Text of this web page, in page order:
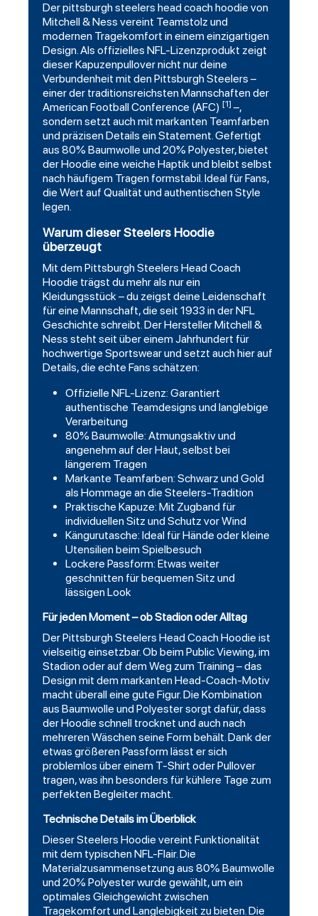
Derpittsburgh steelers head coachhoodie von
Mitchell & Ness vereint Teamstolz und
modernen Tragekomfort in einem einzigartigen
Design. Als offizielles NFL-Lizenzprodukt zeigt
dieser Kapuzenpullover nicht nur deine
Verbundenheit mit den Pittsburgh Steelers –
einer der traditionsreichsten Mannschaften der
AmericanFootballConference (AFC) [1] –,
sondern setzt auch mit markanten Teamfarben
und präzisen Details ein Statement. Gefertigt
aus 80% Baumwolle und 20% Polyester, bietet
der Hoodie eine weiche Haptik und bleibt selbst
nach häufigem Tragen formstabil. Ideal für Fans,
die Wert auf Qualität und authentischen Style
legen.
Warum dieser Steelers Hoodie
überzeugt
Mit dem Pittsburgh Steelers Head Coach
Hoodie trägst du mehr als nur ein
Kleidungsstück – du zeigst deine Leidenschaft
für eine Mannschaft, die seit 1933 in der NFL
Geschichte schreibt. Der Hersteller Mitchell &
Ness steht seit über einem Jahrhundert für
hochwertige Sportswear und setzt auch hier auf
Details, die echte Fans schätzen:
Offizielle NFL-Lizenz: Garantiert
authentische Teamdesigns und langlebige
Verarbeitung
80% Baumwolle: Atmungsaktiv und
angenehm auf der Haut, selbst bei
längerem Tragen
Markante Teamfarben: Schwarz und Gold
als Hommage an die Steelers-Tradition
Praktische Kapuze: Mit Zugband für
individuellen Sitz und Schutz vor Wind
Kängurutasche: Ideal für Hände oder kleine
Utensilien beim Spielbesuch
Lockere Passform: Etwas weiter
geschnitten für bequemen Sitz und
lässigen Look
Für jeden Moment – ob Stadion oder Alltag
Der Pittsburgh Steelers Head Coach Hoodie ist
vielseitig einsetzbar. Ob beim Public Viewing, im
Stadion oder auf dem Weg zum Training – das
Design mit dem markanten Head-Coach-Motiv
macht überall eine gute Figur. Die Kombination
aus Baumwolle und Polyester sorgt dafür, dass
der Hoodie schnell trocknet und auch nach
mehreren Wäschen seine Form behält. Dank der
etwas größeren Passform lässt er sich
problemlos über einem T-Shirt oder Pullover
tragen, was ihn besonders für kühlere Tage zum
perfekten Begleiter macht.
Technische Details im Überblick
Dieser Steelers Hoodie vereint Funktionalität
mit dem typischen NFL-Flair. Die
Materialzusammensetzung aus 80% Baumwolle
und 20% Polyester wurde gewählt, um ein
optimales Gleichgewicht zwischen
Tragekomfort und Langlebigkeit zu bieten. Die